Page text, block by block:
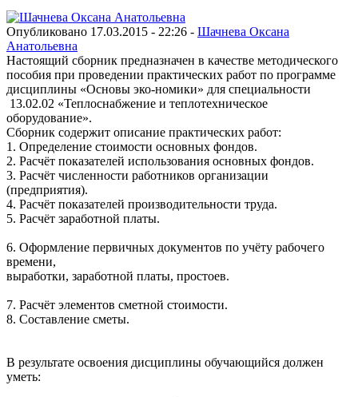
Опубликовано 17.03.2015 - 22:26 - Шачнева Оксана
Анатольевна
Настоящий сборник предназначен в качестве методического
пособия при проведении практических работ по программе
дисциплины «Основы эко-номики» для специальности
13.02.02 «Теплоснабжение и теплотехническое
оборудование».
Сборник содержит описание практических работ:
1. Определение стоимости основных фондов.
2. Расчёт показателей использования основных фондов.
3. Расчёт численности работников организации
(предприятия).
4. Расчёт показателей производительности труда.
5. Расчёт заработной платы.
6. Оформление первичных документов по учёту рабочего
времени,
выработки, заработной платы, простоев.
7. Расчёт элементов сметной стоимости.
8. Составление сметы.
В результате освоения дисциплины обучающийся должен
уметь: